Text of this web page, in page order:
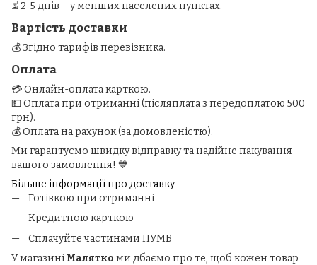
⏳ 2-5 днів – у менших населених пунктах.
Вартість доставки
💰 Згідно тарифів перевізника.
Оплата
💳 Онлайн-оплата карткою.
💵 Оплата при отриманні (післяплата з передоплатою 500
грн).
💰 Оплата на рахунок (за домовленістю).
Ми гарантуємо швидку відправку та надійне пакування
вашого замовлення! 💙
Більше інформації про доставку
Готівкою при отриманні
Кредитною карткою
Сплачуйте частинами ПУМБ
У магазині Малятко ми дбаємо про те, щоб кожен товар